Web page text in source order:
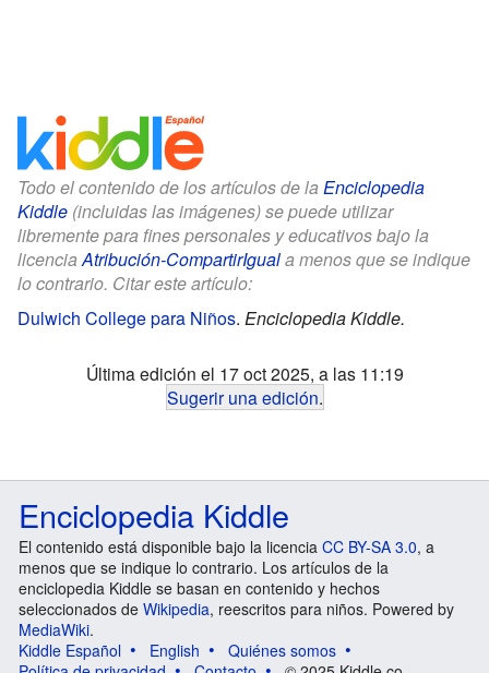
Todo el contenido de los artículos de la Enciclopedia
Kiddle (incluidas las imágenes) se puede utilizar
libremente para fines personales y educativos bajo la
licenciaAtribución-CompartirIguala menos que se indique
lo contrario. Citar este artículo:
Dulwich College para Niños. Enciclopedia Kiddle.
Última edición el 17 oct 2025, a las 11:19
Sugerir una edición.
Enciclopedia Kiddle
El contenido está disponible bajo la licencia CC BY-SA 3.0, a
menos que se indique lo contrario. Los artículos de la
enciclopedia Kiddle se basan en contenido y hechos
seleccionados de Wikipedia, reescritos para niños. Powered by
MediaWiki.
Kiddle Español
English
Quiénes somos